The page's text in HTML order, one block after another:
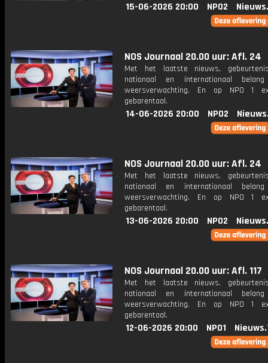
15-06-2026 20:00 NPO2
NOS Journaal 20.00 uur: Afl. 24
Met het laatste nieuws,
nationaal en internationaal
weersverwachting. En op NPO 1
gebarentaal.
14-06-2026 20:00 NPO2
NOS Journaal 20.00 uur: Afl. 24
Met het laatste nieuws,
nationaal en internationaal
weersverwachting. En op NPO 1
gebarentaal.
13-06-2026 20:00 NPO2
NOS Journaal 20.00 uur: Afl. 117
Met het laatste nieuws,
nationaal en internationaal
weersverwachting. En op NPO 1
gebarentaal.
12-06-2026 20:00 NPO1